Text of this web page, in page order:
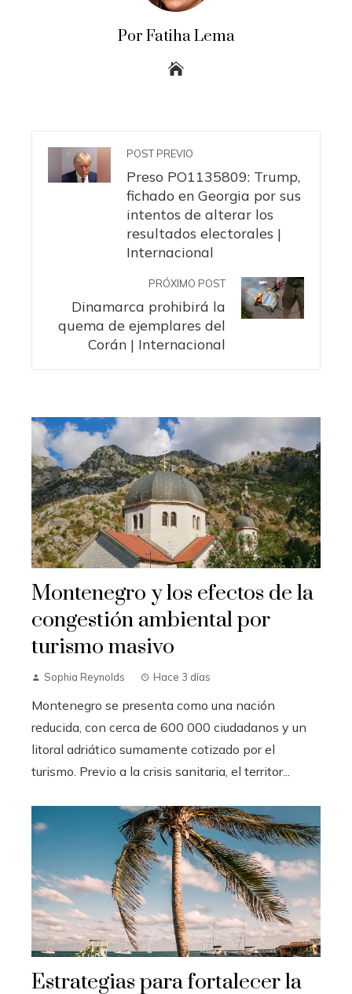
Por Fatiha Lema
POST PREVIO
Preso PO1135809: Trump,
fichado en Georgia por sus
intentos de alterar los
resultados electorales |
Internacional
PRÓXIMO POST
Dinamarca prohibirá la
quema de ejemplares del
Corán | Internacional
Montenegro y los efectos de la
congestión ambiental por
turismo masivo
Sophia Reynolds Hace 3 días
Montenegro se presenta como una nación
reducida, con cerca de 600 000 ciudadanos y un
litoral adriático sumamente cotizado por el
turismo. Previo a la crisis sanitaria, el territor...
Estrategias para fortalecer la